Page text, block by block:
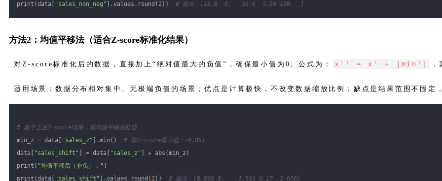
print(data[
"sales_non_neg" ].values.round( 2)) # 输出：[19.8  0.   33.6  3.98 100.  ]
方法2：均值平移法（适合Z-score标准化结果）
对Z-score标准化后的数据，直接加上“绝对值最大的负值”，确保最小值为0。公式为： x'' = x' + |min'|
适用场景：数据分布相对集中、无极端负值的场景；优点是计算极快，不改变数据缩放比例；缺点是结果范围不固定
# 基于上述Z-score结果，用均值平移法处理
min_z = data[
"sales_z" ].min() # 取Z-score最小值：-0.851
data[
"sales_shift" ] = data[ "sales_z" ] + abs(min_z)
print( "均值平移后（非负）：" )
print(data[
"sales_shift" ].values.round( 2)) # 输出：[0.936 0.    1.533 0.17  2.616]